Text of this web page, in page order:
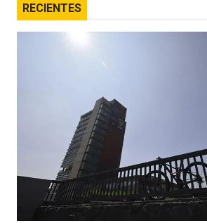
RECIENTES